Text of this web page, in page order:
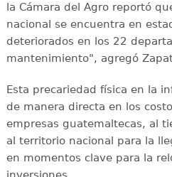
la Cámara del Agro reportó
nacional se encuentra en
deteriorados en los 22
mantenimiento", agregó
Esta precariedad física en la
de manera directa en los
empresas guatemaltecas, al
al territorio nacional para la
en momentos clave para la